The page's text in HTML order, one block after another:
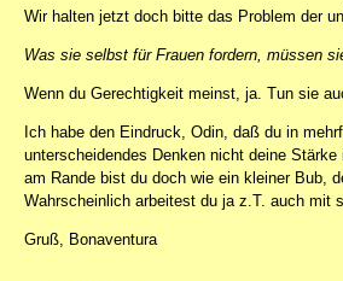
Wir halten jetzt doch bitte das Problem der
Was sie selbst für Frauen fordern, müssen
Wenn du Gerechtigkeit meinst, ja. Tun sie
Ich habe den Eindruck, Odin, daß du in
unterscheidendes Denken nicht deine
am Rande bist du doch wie ein kleiner Bub,
Wahrscheinlich arbeitest du ja z.T. auch mit
Gruß, Bonaventura